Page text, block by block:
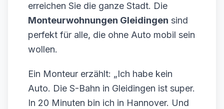
erreichen Sie die ganze Stadt. Die
Monteurwohnungen Gleidingen sind
perfekt für alle, die ohne Auto mobil sein
wollen.
Ein Monteur erzählt: „Ich habe kein
Auto. Die S-Bahn in Gleidingen ist super.
In 20 Minuten bin ich in Hannover. Und